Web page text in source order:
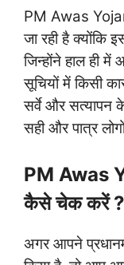
PM Awas
जा रही है क्योंकि
जिन्होंने हाल ही
सूचियों में किसी
सर्वे और सत्यापन
सही और पात्र
PM Awas
कैसे चेक करें ?
अगर आपने